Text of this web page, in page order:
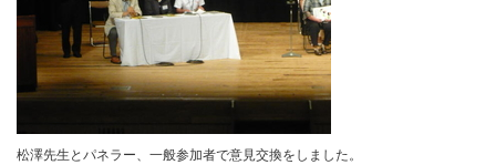
松澤先生とパネラー、一般参加者で意見交換をしました。